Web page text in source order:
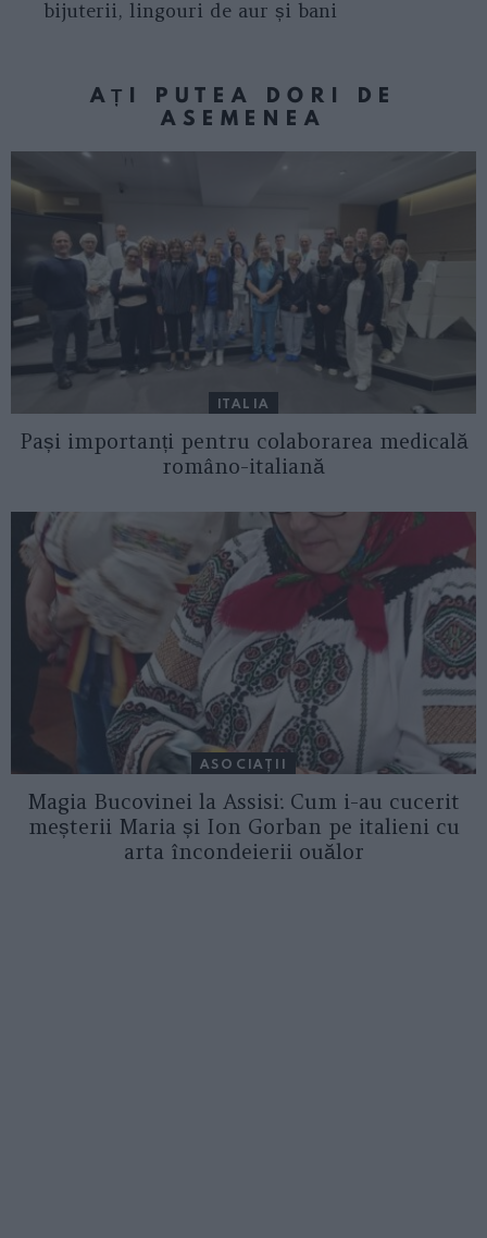
bijuterii, lingouri de aur și bani
AȚI PUTEA DORI DE
ASEMENEA
ITALIA
Pași importanți pentru colaborarea medicală
româno-italiană
ASOCIAŢII
Magia Bucovinei la Assisi: Cum i-au cucerit
meșterii Maria și Ion Gorban pe italieni cu
arta încondeierii ouălor